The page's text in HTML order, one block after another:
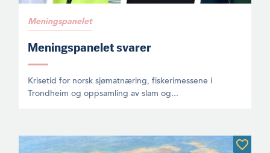
Meningspanelet
Meningspanelet svarer
Krisetid for norsk sjømatnæring, fiskerimessene i
Trondheim og oppsamling av slam og...